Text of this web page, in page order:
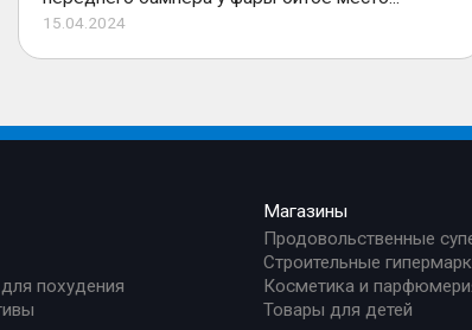
15.04.2024
похудения
Магазины
Продовольственные
Строительные
Косметика и
Товары для детей